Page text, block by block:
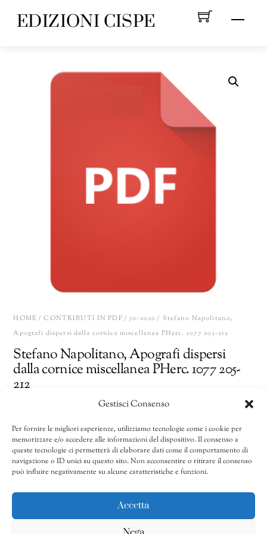
Gestisci Consenso
Per fornire le migliori esperienze, utilizziamo tecnologie come i cookie per
memorizzare e/o accedere alle informazioni del dispositivo. Il consenso a
queste tecnologie ci permetterà di elaborare dati come il comportamento di
navigazione o ID unici su questo sito. Non acconsentire o ritirare il consenso
può influire negativamente su alcune caratteristiche e funzioni.
Accetta
Menu
EDIZIONI CISPE
HOME /CONTRIBUTI IN PDF/50-2020/ Stefano Napolitano,
Apografi dispersi dalla cornice miscellanea PHerc. 1077 205-212
Stefano Napolitano, Apografi dispersi
dalla cornice miscellanea PHerc. 1077 205-
212
Stefano
Napolitano,
Apografi
dispersi
cornice
AGGIUNGI AL CARRELLO Share
CATEGORIE:41/2011-50/2020,50-2020,Contributi in pdf